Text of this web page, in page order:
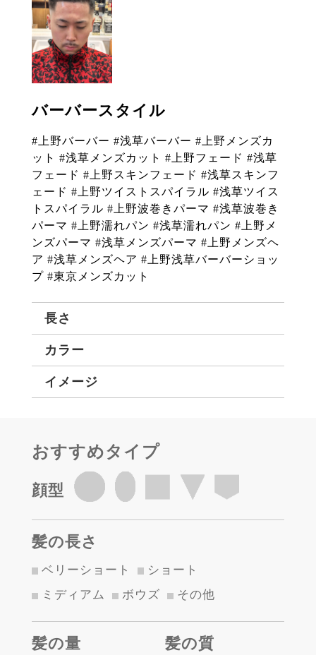
バーバースタイル
#上野バーバー #浅草バーバー #上野メンズカ
ット #浅草メンズカット #上野フェード #浅草
フェード #上野スキンフェード #浅草スキンフ
ェード #上野ツイストスパイラル #浅草ツイス
トスパイラル #上野波巻きパーマ #浅草波巻き
パーマ #上野濡れパン #浅草濡れパン #上野メ
ンズパーマ #浅草メンズパーマ #上野メンズヘ
ア #浅草メンズヘア #上野浅草バーバーショッ
プ #東京メンズカット
長さ
カラー
イメージ
おすすめタイプ
顔型
髪の長さ
ベリーショート
ショート
ミディアム
ボウズ その他
髪の量 髪の質